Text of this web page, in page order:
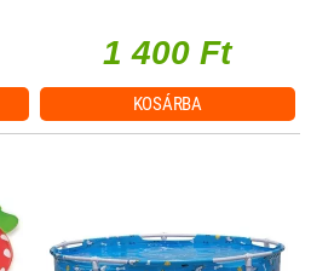
1 400 Ft
KOSÁRBA